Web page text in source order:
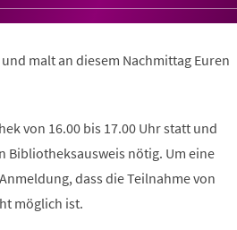
malt an diesem Nachmittag Euren
von 16.00 bis 17.00 Uhr statt und
Bibliotheksausweis nötig. Um eine
dass die Teilnahme von
möglich ist.